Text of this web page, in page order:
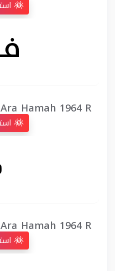
Ara Hamah 1964 R
Ara Hamah 1964 R